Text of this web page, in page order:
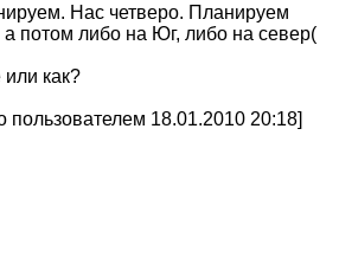
Нас четверо. Планируем
а потом либо на Юг, либо на север(
или как?
18.01.2010 20:18]